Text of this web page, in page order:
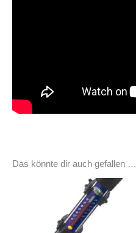
Das könnte dir auch gefallen …